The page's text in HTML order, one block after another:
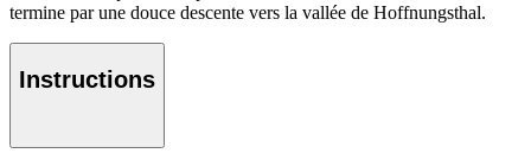
termine par une douce descente vers la vallée de Hoffnungsthal.
Instructions